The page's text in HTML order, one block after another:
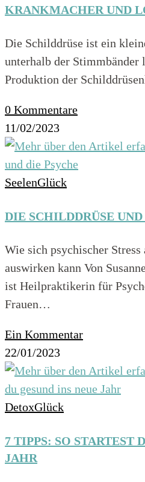
KRANKMACHER UND
Die Schilddrüse ist ein
unterhalb der Stimmbänder
Produktion der
0 Kommentare
11/02/2023
SeelenGlück
DIE SCHILDDRÜSE
Wie sich psychischer
auswirken kann Von
ist Heilpraktikerin für
Frauen…
Ein Kommentar
22/01/2023
DetoxGlück
7 TIPPS: SO STARTEST
JAHR